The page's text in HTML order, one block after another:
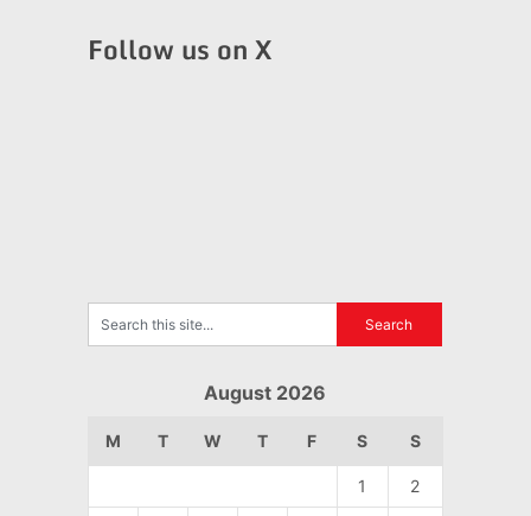
Follow us on X
August 2026
M T W T F S S
1 2